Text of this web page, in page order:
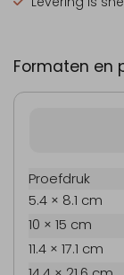
Formaten en
Proefdruk
5.4 × 8.1 cm
10 × 15 cm
11.4 × 17.1 cm